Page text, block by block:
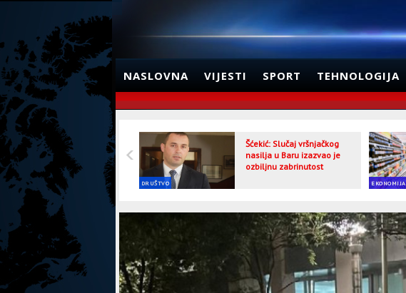
NASLOVNA VIJESTI SPORT TEHNOLOGIJA
DRUŠTVO
Šćekić: Slučaj vršnjačkog
nasilja u Baru izazvao je
ozbiljnu zabrinutost
EKONOMIJA